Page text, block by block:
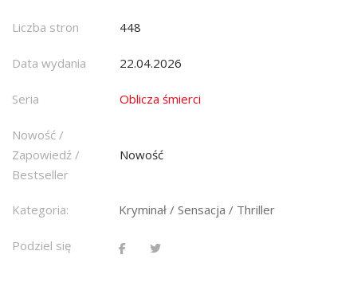
Liczba stron 448
Data wydania 22.04.2026
Seria Oblicza śmierci
Nowość /
Zapowiedź /
Bestseller
Nowość
Kategoria: Kryminał / Sensacja / Thriller
Podziel się